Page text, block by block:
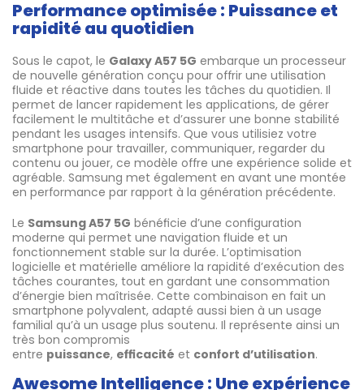
Performance optimisée : Puissance et
rapidité au quotidien
Sous le capot, le Galaxy A57 5G embarque un processeur
de nouvelle génération conçu pour offrir une utilisation
fluide et réactive dans toutes les tâches du quotidien. Il
permet de lancer rapidement les applications, de gérer
facilement le multitâche et d’assurer une bonne stabilité
pendant les usages intensifs. Que vous utilisiez votre
smartphone pour travailler, communiquer, regarder du
contenu ou jouer, ce modèle offre une expérience solide et
agréable. Samsung met également en avant une montée
en performance par rapport à la génération précédente.
Le Samsung A57 5G bénéficie d’une configuration
moderne qui permet une navigation fluide et un
fonctionnement stable sur la durée. L’optimisation
logicielle et matérielle améliore la rapidité d’exécution des
tâches courantes, tout en gardant une consommation
d’énergie bien maîtrisée. Cette combinaison en fait un
smartphone polyvalent, adapté aussi bien à un usage
familial qu’à un usage plus soutenu. Il représente ainsi un
très bon compromis
entre puissance, efficacité et confort d’utilisation.
Awesome Intelligence : Une expérience